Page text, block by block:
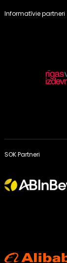
Informatīvie partneri
SOK Partneri